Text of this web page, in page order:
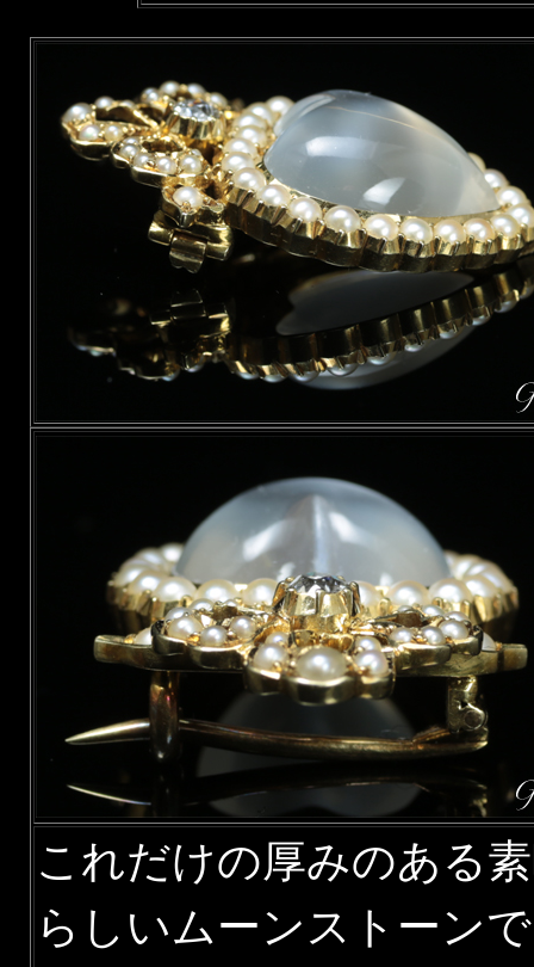
これだけの厚みのある
らしいムーンストーンで